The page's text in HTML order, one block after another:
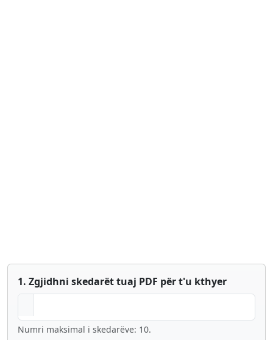
1. Zgjidhni skedarët tuaj PDF për t'u kthyer
Numri maksimal i skedarëve: 10.